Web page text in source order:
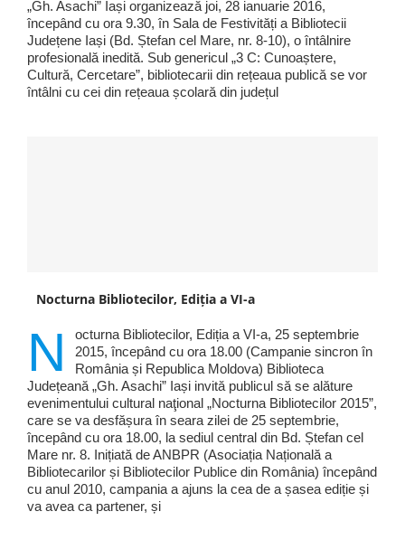
„Gh. Asachi” Iași organizează joi, 28 ianuarie 2016,
începând cu ora 9.30, în Sala de Festivități a Bibliotecii
Județene Iași (Bd. Ștefan cel Mare, nr. 8-10), o întâlnire
profesională inedită. Sub genericul „3 C: Cunoaștere,
Cultură, Cercetare”, bibliotecarii din rețeaua publică se vor
întâlni cu cei din rețeaua școlară din județul
Nocturna Bibliotecilor, Ediția a VI-a
N
octurna Bibliotecilor, Ediția a VI-a, 25 septembrie
2015, începând cu ora 18.00 (Campanie sincron în
România și Republica Moldova) Biblioteca
Județeană „Gh. Asachi” Iași invită publicul să se alăture
evenimentului cultural naţional „Nocturna Bibliotecilor 2015”,
care se va desfășura în seara zilei de 25 septembrie,
începând cu ora 18.00, la sediul central din Bd. Ștefan cel
Mare nr. 8. Inițiată de ANBPR (Asociația Națională a
Bibliotecarilor și Bibliotecilor Publice din România) începând
cu anul 2010, campania a ajuns la cea de a șasea ediție și
va avea ca partener, și